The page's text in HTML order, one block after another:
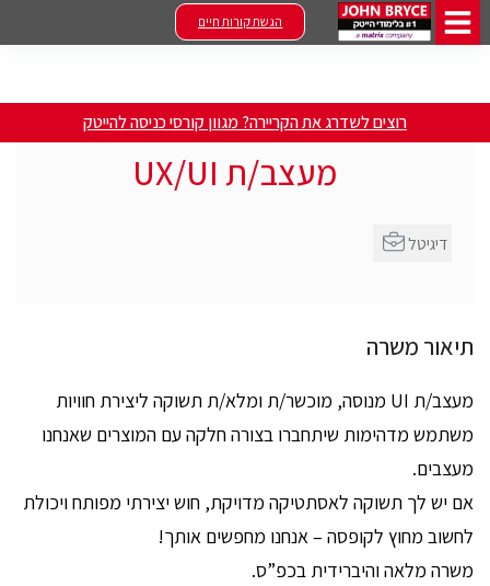
הגשת קורות חיים
רוצים לשדרג את הקריירה? מגוון קורסי כניסה להייטק
מעצב/ת UX/UI
תיאור משרה
מעצב/ת UI מנוסה, מוכשר/ת ומלא/ת תשוקה ליצירת חוויות
משתמש מדהימות שיתחברו בצורה חלקה עם המוצרים שאנחנו
מעצבים.
אם יש לך תשוקה לאסתטיקה מדויקת, חוש יצירתי מפותח ויכולת
לחשוב מחוץ לקופסה – אנחנו מחפשים אותך!
משרה מלאה והיברידית בכפ”ס.